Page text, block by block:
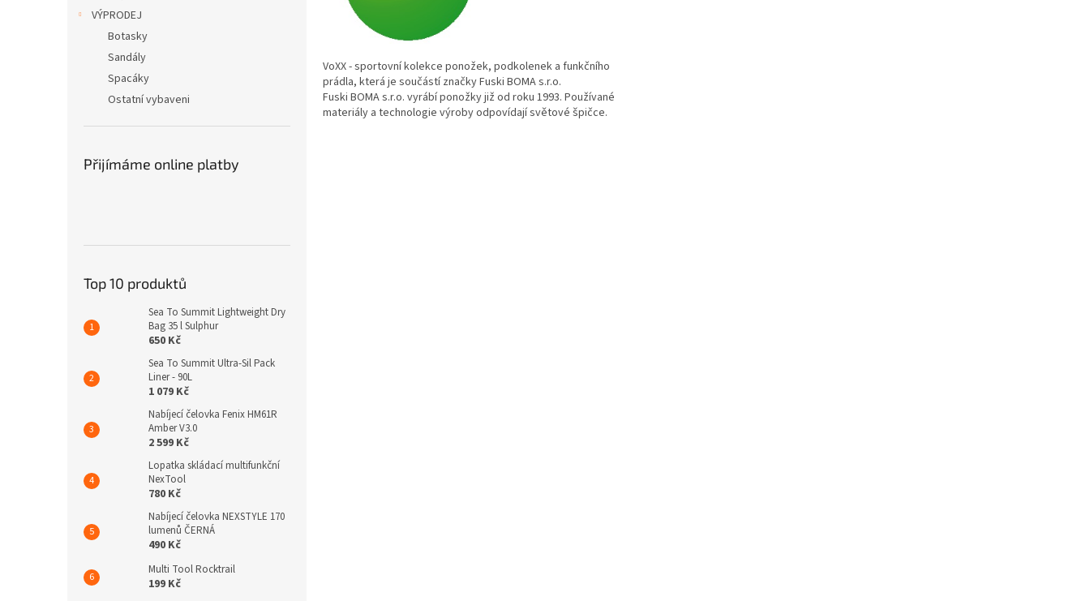
VÝPRODEJ
Botasky
Sandály
Spacáky
Ostatní vybaveni
Přijímáme online platby
Top 10 produktů
Sea To Summit Lightweight Dry
Bag 35 l Sulphur
650 Kč
Sea To Summit Ultra-Sil Pack
Liner - 90L
1 079 Kč
Nabíjecí čelovka Fenix HM61R
Amber V3.0
2 599 Kč
Lopatka skládací multifunkční
NexTool
780 Kč
Nabíjecí čelovka NEXSTYLE 170
lumenů ČERNÁ
490 Kč
Multi Tool Rocktrail
199 Kč
VoXX - sportovní kolekce ponožek, podkolenek a funkčního
prádla, která je součástí značky Fuski BOMA s.r.o.
Fuski BOMA s.r.o. vyrábí ponožky již od roku 1993. Používané
materiály a technologie výroby odpovídají světové špičce.